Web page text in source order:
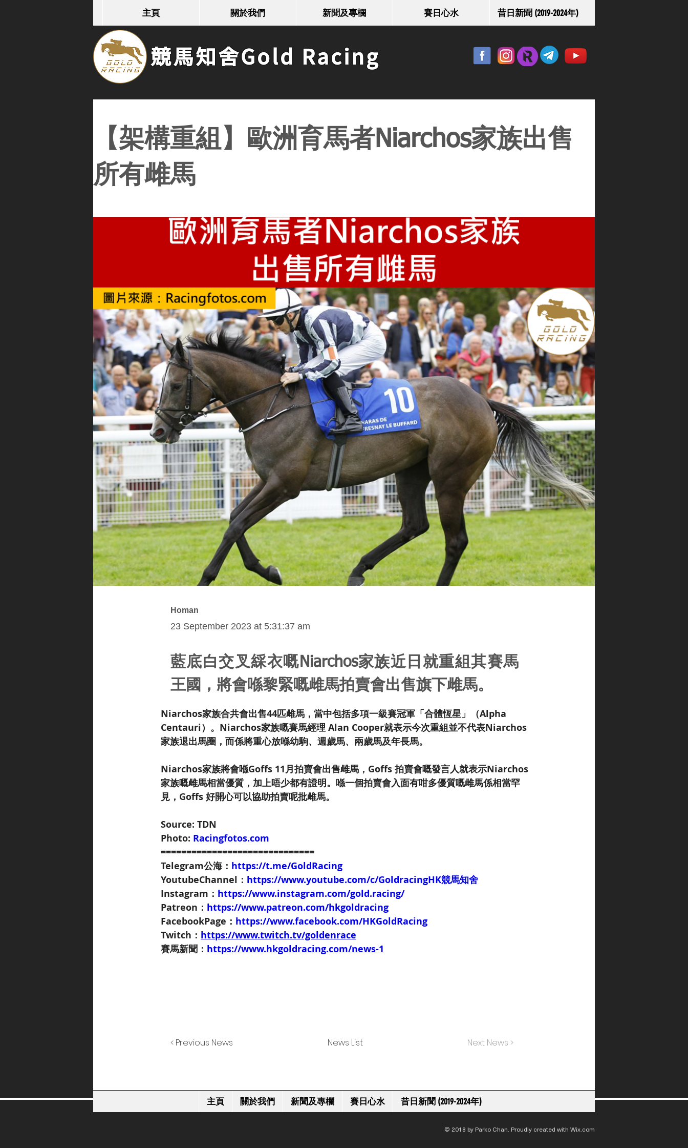
主頁 關於我們 新聞及專欄 賽日心水 昔日新聞 (2019-2024年)
競馬知舍Gold Racing
【架構重組】歐洲育馬者Niarchos家族出售
所有雌馬
Homan
23 September 2023 at 5:31:37 am
藍底白交叉綵衣嘅Niarchos家族近日就重組其賽馬
王國，將會喺黎緊嘅雌馬拍賣會出售旗下雌馬。
Niarchos家族合共會出售44匹雌馬，當中包括多項一級賽冠軍「合體恆星」（Alpha
Centauri）。Niarchos家族嘅賽馬經理 Alan Cooper就表示今次重組並不代表Niarchos
家族退出馬圈，而係將重心放喺幼駒、週歲馬、兩歲馬及年長馬。
Niarchos家族將會喺Goffs 11月拍賣會出售雌馬，Goffs 拍賣會嘅發言人就表示Niarchos
家族嘅雌馬相當優質，加上唔少都有證明。喺一個拍賣會入面有咁多優質嘅雌馬係相當罕
見，Goffs 好開心可以協助拍賣呢批雌馬。
Source: TDN
Photo: Racingfotos.com
==============================
Telegram公海： https://t.me/GoldRacing
YoutubeChannel： https://www.youtube.com/c/GoldracingHK競馬知舍
Instagram： https://www.instagram.com/gold.racing/
Patreon： https://www.patreon.com/hkgoldracing
FacebookPage： https://www.facebook.com/HKGoldRacing
Twitch： https://www.twitch.tv/goldenrace
賽馬新聞： https://www.hkgoldracing.com/news-1
< Previous News News List Next News >
主頁 關於我們 新聞及專欄 賽日心水 昔日新聞 (2019-2024年)
© 2018 by Parko Chan. Proudly created with Wix.com